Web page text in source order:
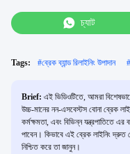
চ্যাট
Tags: #ব্রেক ব্যান্ড রিলাইনিং উপাদান #
Brief: এই ভিডিওটিতে, আমরা
উচ্চ-মানের নন-এসবেস্টস বোনা ব্রেক
কর্মক্ষমতা, এবং বিভিন্ন যন্ত্রপাতিতে
পাবেন। কিভাবে এই ব্রেক লাইনিং দ্রুত
নিশ্চিত করে তা জানুন।